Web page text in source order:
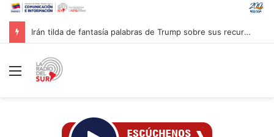
Irán tilda de fantasía palabras de Trump sobre sus recursos
Menú